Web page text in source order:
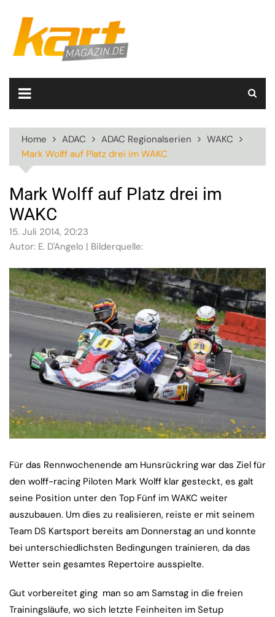
content
Home ADAC ADAC Regionalserien
WAKC
Mark Wolff auf Platz drei im WAKC
Mark Wolff auf Platz drei im
WAKC
15. Juli 2014, 20:23
Autor: E. D'Angelo | Bilderquelle:
Für das Rennwochenende am Hunsrückring war das Ziel für
den wolff-racing Piloten Mark Wolff klar gesteckt, es galt
seine Position unter den Top Fünf im WAKC weiter
auszubauen. Um dies zu realisieren, reiste er mit seinem
Team DS Kartsport bereits am Donnerstag an und konnte
bei unterschiedlichsten Bedingungen trainieren, da das
Wetter sein gesamtes Repertoire ausspielte.
Gut vorbereitet ging man so am Samstag in die freien
Trainingsläufe, wo sich letzte Feinheiten im Setup